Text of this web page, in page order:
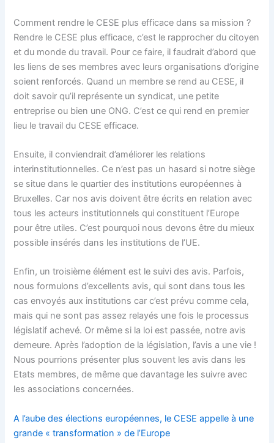
Comment rendre le CESE plus efficace dans sa mission ?
Rendre le CESE plus efficace, c’est le rapprocher du citoyen
et du monde du travail. Pour ce faire, il faudrait d’abord que
les liens de ses membres avec leurs organisations d’origine
soient renforcés. Quand un membre se rend au CESE, il
doit savoir qu’il représente un syndicat, une petite
entreprise ou bien une ONG. C’est ce qui rend en premier
lieu le travail du CESE efficace.
Ensuite, il conviendrait d’améliorer les relations
interinstitutionnelles. Ce n’est pas un hasard si notre siège
se situe dans le quartier des institutions européennes à
Bruxelles. Car nos avis doivent être écrits en relation avec
tous les acteurs institutionnels qui constituent l’Europe
pour être utiles. C’est pourquoi nous devons être du mieux
possible insérés dans les institutions de l’UE.
Enfin, un troisième élément est le suivi des avis. Parfois,
nous formulons d’excellents avis, qui sont dans tous les
cas envoyés aux institutions car c’est prévu comme cela,
mais qui ne sont pas assez relayés une fois le processus
législatif achevé. Or même si la loi est passée, notre avis
demeure. Après l’adoption de la législation, l’avis a une vie !
Nous pourrions présenter plus souvent les avis dans les
Etats membres, de même que davantage les suivre avec
les associations concernées.
A l’aube des élections européennes, le CESE appelle à une
grande « transformation » de l’Europe